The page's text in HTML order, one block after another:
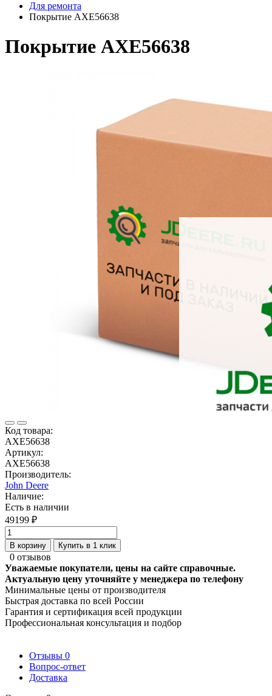
Для ремонта
Покрытие AXE56638
Покрытие AXE56638
Код товара:
AXE56638
Артикул:
AXE56638
Производитель:
John Deere
Наличие:
Есть в наличии
49199 ₽
В корзину Купить в 1 клик
0 отзывов
Уважаемые покупатели, цены на сайте справочные.
Актуальную цену уточняйте у менеджера по телефону
Минимальные цены от производителя
Быстрая доставка по всей России
Гарантия и сертификация всей продукции
Профессиональная консультация и подбор
Отзывы 0
Вопрос-ответ
Доставка